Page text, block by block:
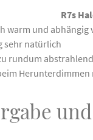
R7s
warm und
sehr natürlich
rundum abstrahlend
Herunterdimmen